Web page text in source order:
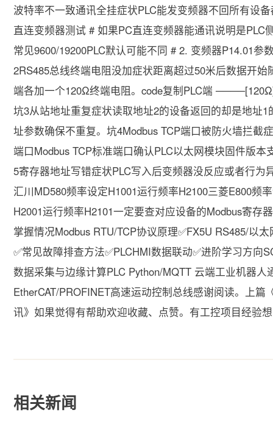
波特率不一致通讯全挂症状PLC能发变频器不回所有设
直连变频器测试 # 如果PC直连变频器能通讯说明是
常见9600/19200PLC默认可能不同 # 2. 变频器P14.01
2RS485总线终端电阻没加症状距离超过50米后数据开
端各加一个120Ω终端电阻。code复制PLC端
坑3从站地址重复症状读取地址2的设备返回的却是地址
址参数确保不重复。坑4Modbus TCP端口被防火墙拦截
端口Modbus TCP标准端口确认PLC以太网模块固件版
5寄存器地址写错症状PLC写入后变频器没反应或者行
汇川MD580频率设定H1001运行频率H2100三菱E800频
H2001运行频率H2101一定要查对应设备的Modbus寄
掌握情况Modbus RTU/TCP协议原理✅FX5U RS485/以
✅常见故障排查方法✅PLCHMI数据联动✅进阶学习方向
数据采集与边缘计算PLC Python/MQTT 云端工业机器
EtherCAT/PROFINET高速运动控制总线感谢阅读。上
讯》如果觉得有帮助欢迎收藏、点赞。有工控项目经验
相关新闻